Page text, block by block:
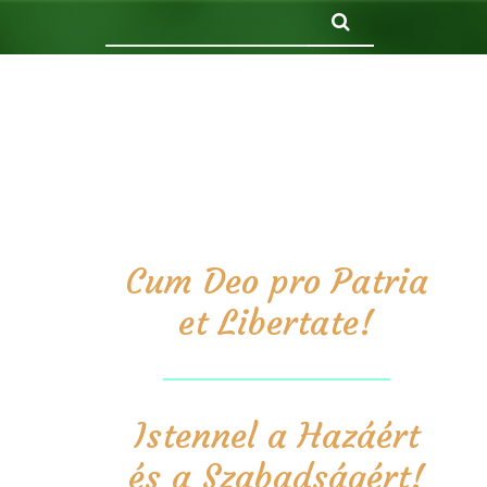
Cum Deo pro Patria
et Libertate!
Istennel a Hazáért
és a Szabadságért!